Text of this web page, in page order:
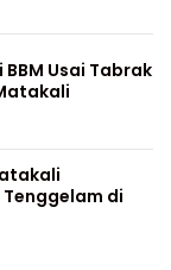
Usai Tabrak
di